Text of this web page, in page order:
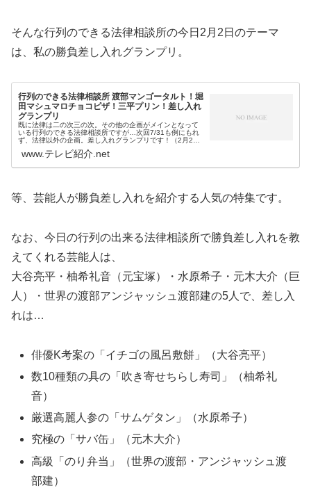
そんな行列のできる法律相談所の今日2月2日のテーマ
は、私の勝負差し入れグランプリ。
行列のできる法律相談所 渡部マンゴータルト！堀
田マシュマロチョコピザ！三平プリン！差し入れ
グランプリ
既に法律は二の次三の次。その他の企画がメインとなって
いる行列のできる法律相談所ですが…次回7/31も例にもれ
ず、法律以外の企画。差し入れグランプリです！（2月2日
が紹介されます）差し入れ...
www.テレビ紹介.net
等、芸能人が勝負差し入れを紹介する人気の特集です。
なお、今日の行列の出来る法律相談所で勝負差し入れを教
えてくれる芸能人は、
大谷亮平・柚希礼音（元宝塚）・水原希子・元木大介（巨
人）・世界の渡部アンジャッシュ渡部建の5人で、差し入
れは…
俳優K考案の「イチゴの風呂敷餅」（大谷亮平）
数10種類の具の「吹き寄せちらし寿司」（柚希礼
音）
厳選高麗人参の「サムゲタン」（水原希子）
究極の「サバ缶」（元木大介）
高級「のり弁当」（世界の渡部・アンジャッシュ渡
部建）